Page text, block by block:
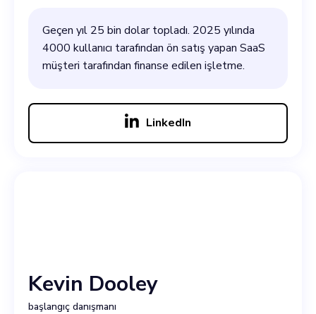
Geçen yıl 25 bin dolar topladı. 2025 yılında
4000 kullanıcı tarafından ön satış yapan SaaS
müşteri tarafından finanse edilen işletme.
LinkedIn
Kevin Dooley
başlangıç danışmanı